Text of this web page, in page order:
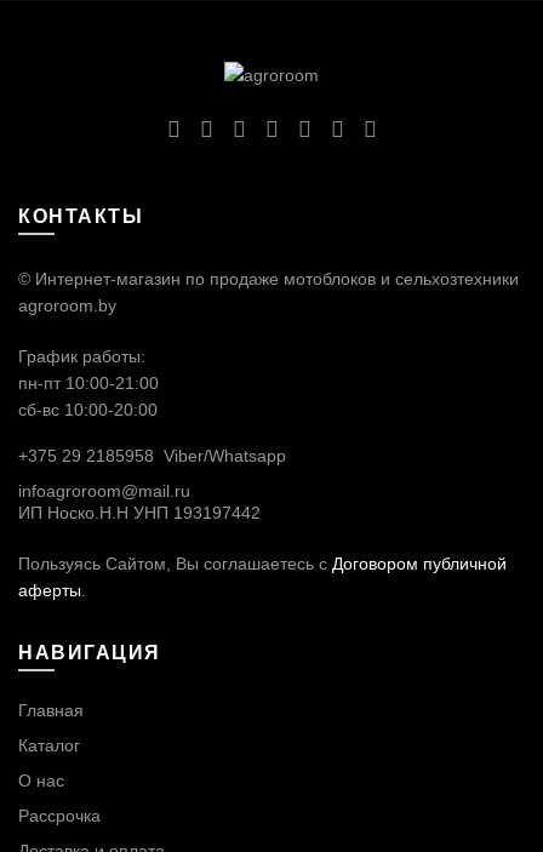
КОНТАКТЫ
© Интернет-магазин по продаже мотоблоков и сельхозтехники
agroroom.by
График работы:
пн-пт 10:00-21:00
сб-вс 10:00-20:00
+375 29 2185958 Viber/Whatsapp
infoagroroom@mail.ru
ИП Носко.Н.Н УНП 193197442
Пользуясь Сайтом, Вы соглашаетесь с Договором публичной
аферты.
НАВИГАЦИЯ
Главная
Каталог
О нас
Рассрочка